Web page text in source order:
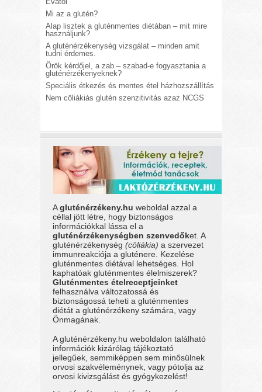
Mi az a glutén?
Alap lisztek a gluténmentes diétában – mit mire
használjunk?
A gluténérzékenység vizsgálat – minden amit
tudni érdemes.
Örök kérdőjel, a zab – szabad-e fogyasztania a
gluténérzékenyeknek?
Speciális étkezés és mentes étel házhozszállítás
Nem cöliákiás glutén szenzitivitás azaz NCGS
Agluténérzékeny.hu weboldal azzal a
céllal jött létre, hogy biztonságos
információkkal lássa el a
gluténérzékenységben szenvedőket. A
gluténérzékenység(cöliákia) a szervezet
immunreakciója a gluténere. Kezelése
gluténmentes diétával lehetséges. Hol
kaphatóak gluténmentes élelmiszerek?
Gluténmentes ételreceptjeinket
felhasználva változatossá és
biztonságossá teheti a gluténmentes
diétát a gluténérzékeny számára, vagy
Önmagának.
A gluténérzékeny.hu weboldalon található
információk kizárólag tájékoztató
jellegűek, semmiképpen sem minősülnek
orvosi szakvéleménynek, vagy pótolja az
orvosi kivizsgálást és gyógykezelést!